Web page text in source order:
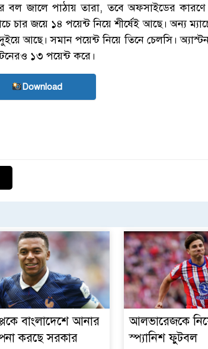
জালে পাঠায় তারা, তবে অফসাইডের কারণে
চার জয়ে ১৪ পয়েন্ট নিয়ে শীর্ষেই আছে। অন্য
আছে। সমান পয়েন্ট নিয়ে তিনে চেলসি।
১৩ পয়েন্ট করে।
Download
বাংলাদেশে আনার
করছে সরকার
আলভারেজকে
স্প্যানিশ ফুটবল